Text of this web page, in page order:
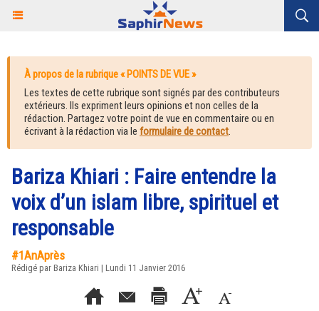
À propos de la rubrique « POINTS DE VUE »
Les textes de cette rubrique sont signés par des contributeurs
extérieurs. Ils expriment leurs opinions et non celles de la
rédaction. Partagez votre point de vue en commentaire ou en
écrivant à la rédaction via le formulaire de contact.
Bariza Khiari : Faire entendre la
voix d’un islam libre, spirituel et
responsable
#1AnAprès
Rédigé par Bariza Khiari | Lundi 11 Janvier 2016